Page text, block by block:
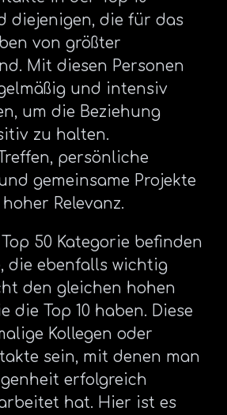
diejenigen, die für das
von größter
Mit diesen Personen
und intensiv
um die Beziehung
zu halten.
persönliche
gemeinsame Projekte
Relevanz.
50 Kategorie befinden
die ebenfalls wichtig
den gleichen hohen
die Top 10 haben. Diese
Kollegen oder
sein, mit denen man
erfolgreich
hat. Hier ist es